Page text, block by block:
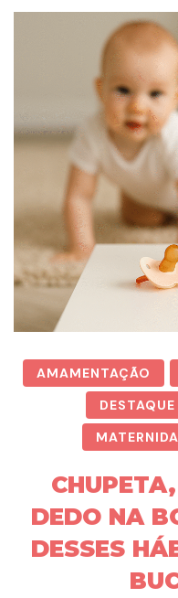
AMAMENTAÇÃO
DESTAQUE
DEDO NA
DESSES